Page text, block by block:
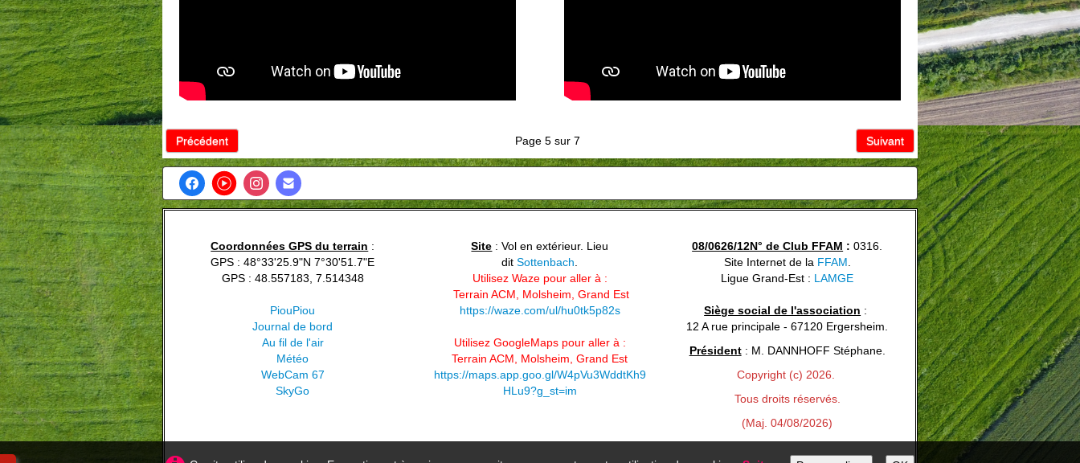
Précédent Page 5 sur 7 Suivant
Coordonnées GPS du terrain :
GPS : 48°33'25.9"N 7°30'51.7"E
GPS : 48.557183, 7.514348
PiouPiou
Journal de bord
Au fil de l'air
Météo
WebCam 67
SkyGo
Site : Vol en extérieur. Lieu
ditSottenbach
Utilisez Waze pour aller à :
Terrain ACM, Molsheim, Grand Est
https://waze.com/ul/hu0tk5p82s
Utilisez GoogleMaps pour aller à :
Terrain ACM, Molsheim, Grand Est
https://maps.app.goo.gl/W4pVu3WddtKh9
HLu9?g_st=im
08/0626/12N° de Club FFAM :0316.
Site Internet de la FFAM
Ligue Grand-Est : LAMGE
Siège social de l'association :
12 A rue principale - 67120 Ergersheim.
Président : M. DANNHOFF Stéphane.
Copyright (c) 2026.
Tous droits réservés.
(Maj. 04/08/2026)